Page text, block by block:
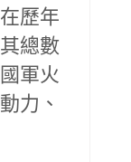
歷年
總數
軍火
力、